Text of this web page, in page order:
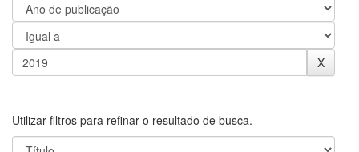
Utilizar filtros para refinar o resultado de busca.